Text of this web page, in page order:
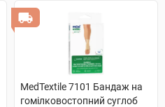
MedTextile 7101 Бандаж на
гомілковостопний суглоб